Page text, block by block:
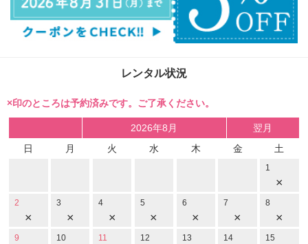
レンタル状況
×印のところは予約済みです。ご了承ください。
2026年8月
翌月
日
月 火 水 木 金 土
1
×
2
×
3
×
4
×
5
×
6
×
7
×
8
×
9 10 11 12 13 14 15